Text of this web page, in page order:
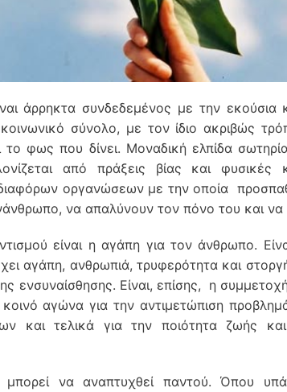
άρρηκτα συνδεδεμένος με την εκούσια
σύνολο, με τον ίδιο ακριβώς
το φως που δίνει. Μοναδική ελπίδα
από πράξεις βίας και φυσικές
οργανώσεων με την οποία
να απαλύνουν τον πόνο του και
είναι η αγάπη για τον άνθρωπο.
αγάπη, ανθρωπιά, τρυφερότητα και
ενσυναίσθησης. Είναι, επίσης, η
αγώνα για την αντιμετώπιση
και τελικά για την ποιότητα ζωής
μπορεί να αναπτυχθεί παντού. Όπου